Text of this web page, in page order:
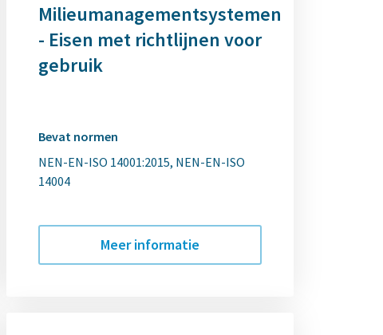
Milieumanagementsystemen
- Eisen met richtlijnen voor
gebruik
Bevat normen
NEN-EN-ISO 14001:2015 NEN-EN-ISO
14004
Meer informatie